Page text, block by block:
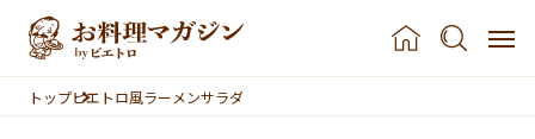
本文へスキップ
トップピエトロ風ラーメンサラダ